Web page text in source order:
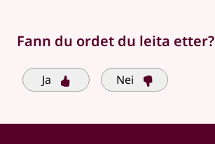
Fann du ordet du leita etter?
Ja Nei